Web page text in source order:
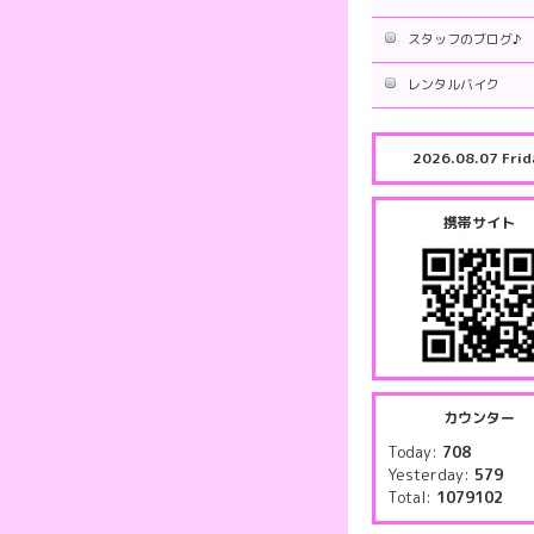
スタッフのブログ♪
レンタルバイク
2026.08.07
携帯サイト
カウンター
Today: 708
Yesterday: 579
Total: 1079102